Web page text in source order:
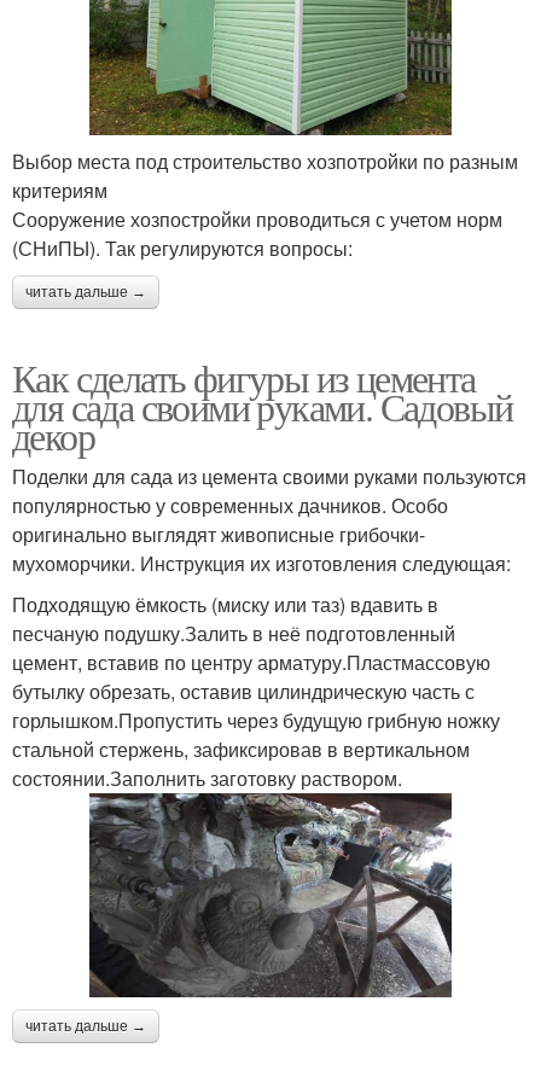
Выбор места под строительство хозпотройки по разным
критериям
Сооружение хозпостройки проводиться с учетом норм
(СНиПЫ). Так регулируются вопросы:
читать дальше →
Как сделать фигуры из цемента
для сада своими руками. Садовый
декор
Поделки для сада из цемента своими руками пользуются
популярностью у современных дачников. Особо
оригинально выглядят живописные грибочки-
мухоморчики. Инструкция их изготовления следующая:
Подходящую ёмкость (миску или таз) вдавить в
песчаную подушку.Залить в неё подготовленный
цемент, вставив по центру арматуру.Пластмассовую
бутылку обрезать, оставив цилиндрическую часть с
горлышком.Пропустить через будущую грибную ножку
стальной стержень, зафиксировав в вертикальном
состоянии.Заполнить заготовку раствором.
читать дальше →